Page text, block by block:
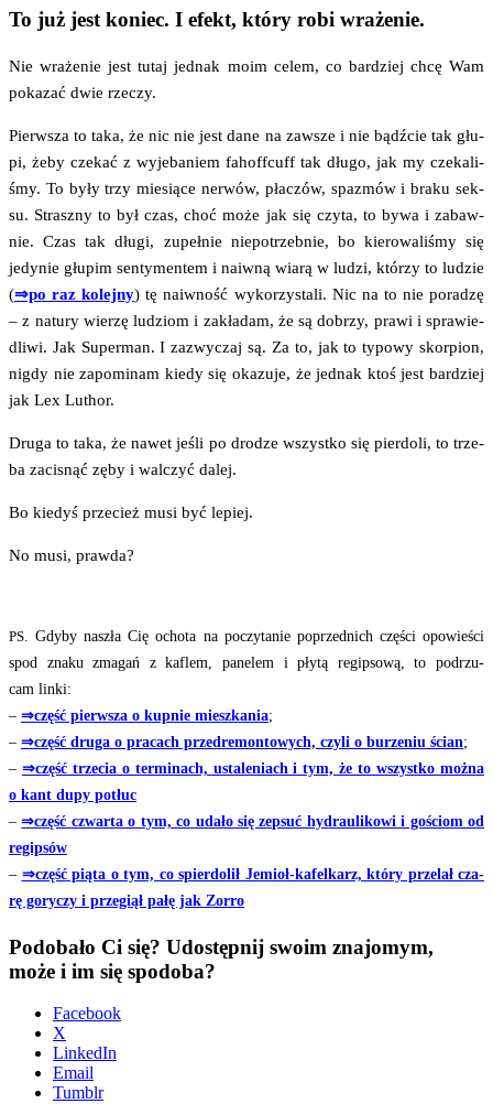
To już jest koniec. I efekt, który robi wrażenie.
Nie wra­że­nie jest tutaj jed­nak moim celem, co bar­dziej chcę Wam
poka­zać dwie rzeczy.
Pierw­sza to taka, że nic nie jest dane na zawsze i nie bądź­cie tak głu­
pi, żeby cze­kać z wyje­ba­niem fahof­f­cuff tak dłu­go, jak my cze­ka­li­
śmy. To były trzy mie­sią­ce ner­wów, pła­czów, spa­zmów i bra­ku sek­
su. Strasz­ny to był czas, choć może jak się czy­ta, to bywa i zabaw­
nie. Czas tak dłu­gi, zupeł­nie nie­po­trzeb­nie, bo kie­ro­wa­li­śmy się
jedy­nie głu­pim sen­ty­men­tem i naiw­ną wia­rą w ludzi, któ­rzy to ludzie
(⇒po raz kolej­ny) tę naiw­ność wyko­rzy­sta­li. Nic na to nie pora­dzę
– z natu­ry wie­rzę ludziom i zakła­dam, że są dobrzy, pra­wi i spra­wie­
dli­wi. Jak Super­man. I zazwy­czaj są. Za to, jak to typo­wy skor­pion,
nigdy nie zapo­mi­nam kie­dy się oka­zu­je, że jed­nak ktoś jest bar­dziej
jak Lex Luthor.
Dru­ga to taka, że nawet jeśli po dro­dze wszyst­ko się pier­do­li, to trze­
ba zaci­snąć zęby i wal­czyć dalej.
Bo kie­dyś prze­cież musi być lepiej.
No musi, prawda?
PS. Gdy­by naszła Cię ocho­ta na poczy­ta­nie poprzed­nich czę­ści opo­wie­ści
spod zna­ku zma­gań z kaflem, pane­lem i pły­tą regip­so­wą, to pod­rzu­
cam linki:
– ⇒część pierw­sza o kup­nie miesz­ka­nia;
– ⇒część dru­ga o pra­cach przed­re­mon­to­wych, czy­li o burze­niu ścian;
– ⇒część trze­cia o ter­mi­nach, usta­le­niach i tym, że to wszyst­ko moż­na
o kant dupy potłuc
–⇒część czwar­ta o tym, co uda­ło się zepsuć hydrau­li­ko­wi i gościom od
regipsów
– ⇒część pią­ta o tym, co spier­do­lił Jemioł-kafel­karz, któ­ry prze­lał cza­
rę gory­czy i prze­giął pałę jak Zorro
Podobało Ci się? Udostępnij swoim znajomym,
może i im się spodoba?
Face­bo­ok
X
Lin­ke­dIn
Ema­il
Tum­blr